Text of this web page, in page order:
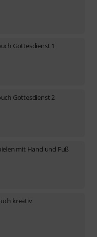
Gottesdienst 1
Gottesdienst 2
mit Hand und Fuß
kreativ